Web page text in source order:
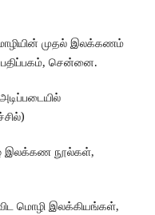
முதல் இலக்கணம்
சென்னை.
இலக்கண நூல்கள்,
மொழி இலக்கியங்கள்,